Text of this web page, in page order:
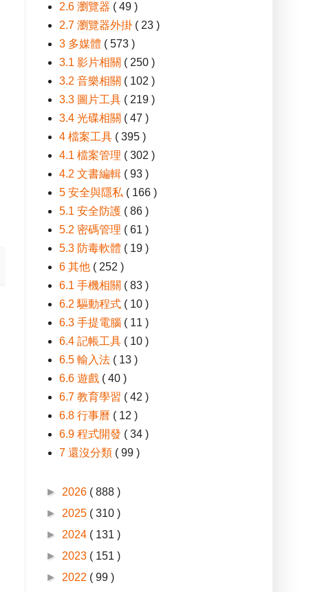
2.6 瀏覽器 ( 49 )
2.7 瀏覽器外掛 ( 23 )
3 多媒體 ( 573 )
3.1 影片相關 ( 250 )
3.2 音樂相關 ( 102 )
3.3 圖片工具 ( 219 )
3.4 光碟相關 ( 47 )
4 檔案工具 ( 395 )
4.1 檔案管理 ( 302 )
4.2 文書編輯 ( 93 )
5 安全與隱私 ( 166 )
5.1 安全防護 ( 86 )
5.2 密碼管理 ( 61 )
5.3 防毒軟體 ( 19 )
6 其他 ( 252 )
6.1 手機相關 ( 83 )
6.2 驅動程式 ( 10 )
6.3 手提電腦 ( 11 )
6.4 記帳工具 ( 10 )
6.5 輸入法 ( 13 )
6.6 遊戲 ( 40 )
6.7 教育學習 ( 42 )
6.8 行事曆 ( 12 )
6.9 程式開發 ( 34 )
7 還沒分類 ( 99 )
► 2026 ( 888 )
► 2025 ( 310 )
► 2024 ( 131 )
► 2023 ( 151 )
► 2022 ( 99 )